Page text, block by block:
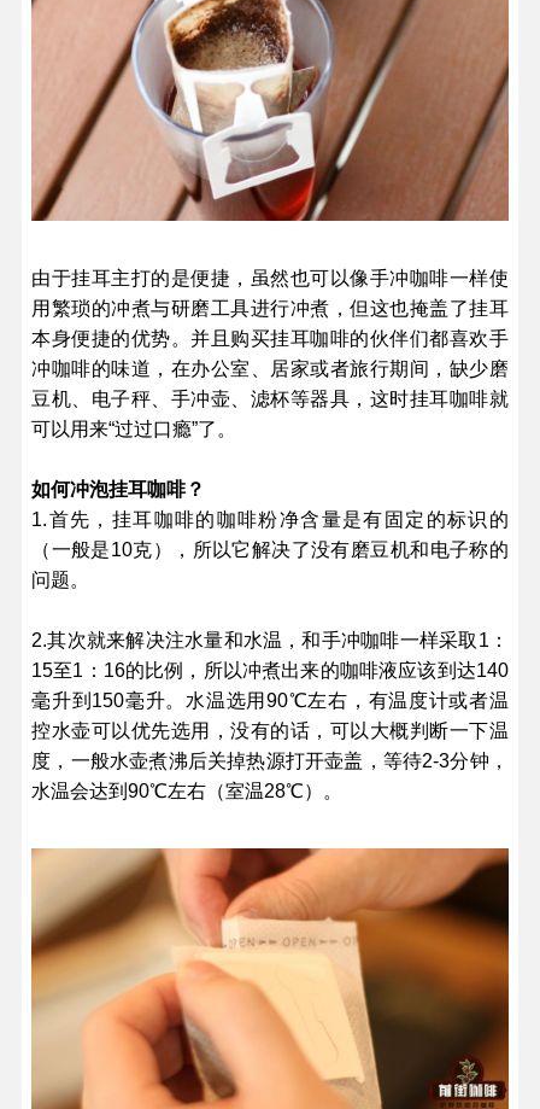
由于挂耳主打的是便捷，虽然也可以像手冲咖啡一样使
用繁琐的冲煮与研磨工具进行冲煮，但这也掩盖了挂耳
本身便捷的优势。并且购买挂耳咖啡的伙伴们都喜欢手
冲咖啡的味道，在办公室、居家或者旅行期间，缺少磨
豆机、电子秤、手冲壶、滤杯等器具，这时挂耳咖啡就
可以用来“过过口瘾”了。
如何冲泡挂耳咖啡？
1.首先，挂耳咖啡的咖啡粉净含量是有固定的标识的
（一般是10克），所以它解决了没有磨豆机和电子称的
问题。
2.其次就来解决注水量和水温，和手冲咖啡一样采取1：
15至1：16的比例，所以冲煮出来的咖啡液应该到达140
毫升到150毫升。水温选用90℃左右，有温度计或者温
控水壶可以优先选用，没有的话，可以大概判断一下温
度，一般水壶煮沸后关掉热源打开壶盖，等待2-3分钟，
水温会达到90℃左右（室温28℃）。